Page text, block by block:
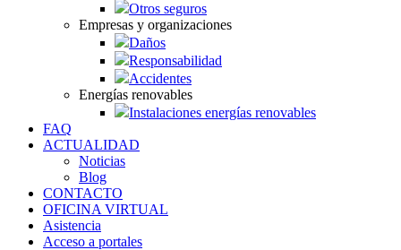
Otros seguros
Empresas y organizaciones
Daños
Responsabilidad
Accidentes
Energías renovables
Instalaciones energías renovables
FAQ
ACTUALIDAD
Noticias
Blog
CONTACTO
OFICINA VIRTUAL
Asistencia
Acceso a portales